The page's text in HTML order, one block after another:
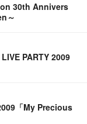
30th Annivers
～
PARTY 2009
「My Precious